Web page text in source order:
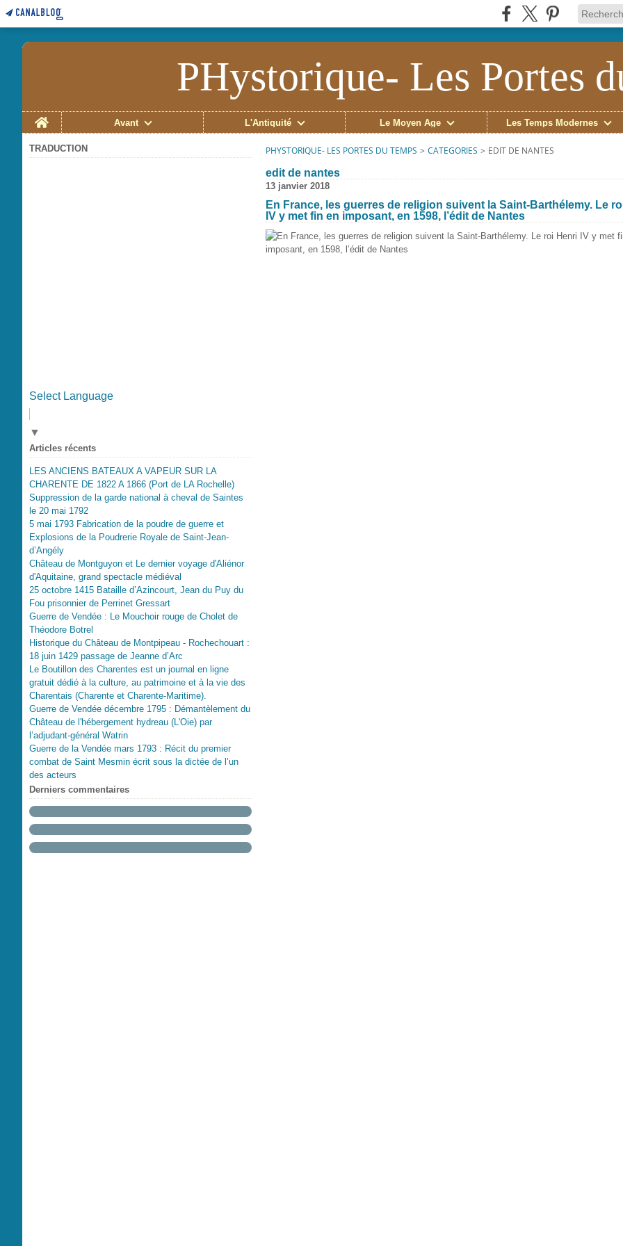
PHystorique- Les Portes
Home
Avant L'Antiquité Le Moyen Âge Les Temps Modernes
TRADUCTION
Select Language
▼
Articles récents
LES ANCIENS BATEAUX A VAPEUR SUR LA
CHARENTE DE 1822 A 1866 (Port de LA Rochelle)
Suppression de la garde national à cheval de Saintes
le 20 mai 1792
5 mai 1793 Fabrication de la poudre de guerre et
Explosions de la Poudrerie Royale de Saint-Jean-
d’Angély
Château de Montguyon et Le dernier voyage d'Aliénor
d'Aquitaine, grand spectacle médiéval
25 octobre 1415 Bataille d’Azincourt, Jean du Puy du
Fou prisonnier de Perrinet Gressart
Guerre de Vendée : Le Mouchoir rouge de Cholet de
Théodore Botrel
Historique du Château de Montpipeau - Rochechouart :
18 juin 1429 passage de Jeanne d’Arc
Le Boutillon des Charentes est un journal en ligne
gratuit dédié à la culture, au patrimoine et à la vie des
Charentais (Charente et Charente-Maritime).
Guerre de Vendée décembre 1795 : Démantèlement du
Château de l'hébergement hydreau (L'Oie) par
l’adjudant-général Watrin
Guerre de la Vendée mars 1793 : Récit du premier
combat de Saint Mesmin écrit sous la dictée de l’un
des acteurs
Derniers commentaires
PHYSTORIQUE- LES PORTES DU TEMPS > CATEGORIES > EDIT DE NANTES
edit de nantes
13 janvier 2018
En France, les guerres de religion suivent la Saint-Barthélemy. Le
IV y met fin en imposant, en 1598, l’édit de Nantes